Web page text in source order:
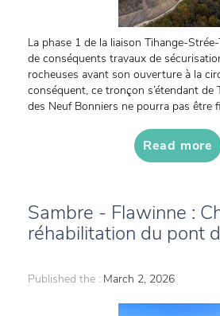
La phase 1 de la liaison Tihange-
de conséquents travaux de
rocheuses avant son ouverture à la
conséquent, ce tronçon s’étendant
des Neuf Bonniers ne pourra pas être
Read more
Sambre - Flawinne :
réhabilitation du pont
Published the : March 2, 2026